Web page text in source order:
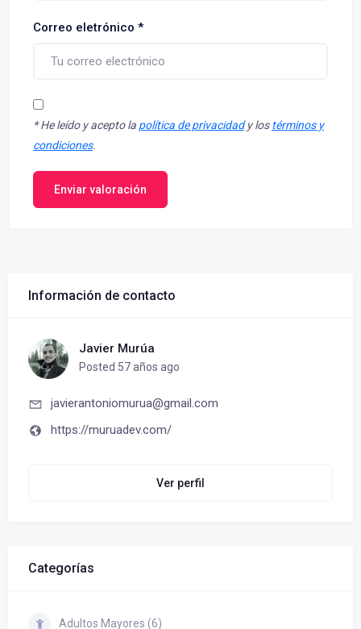
Correo eletrónico *
*He leído y acepto la política de privacidady lostérminos y
condiciones.
Enviar valoración
Información de contacto
Javier Murúa
Posted 57 años ago
javierantoniomurua@gmail.com
https://muruadev.com/
Ver perfil
Categorías
Adultos Mayores (6)